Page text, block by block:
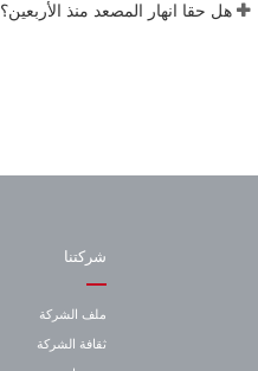
هل حقا انهار المصعد منذ الأربعين؟
شركتنا
ملف الشركة
ثقافة الشركة